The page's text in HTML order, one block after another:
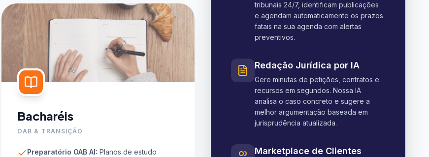
tribunais 24/7, identificam publicações
e agendam automaticamente os prazos
fatais na sua agenda com alertas
preventivos.
Redação Jurídica por IA
Gere minutas de petições, contratos e
recursos em segundos. Nossa IA
analisa o caso concreto e sugere a
melhor argumentação baseada em
jurisprudência atualizada.
Marketplace de Clientes
Bacharéis
OAB & TRANSIÇÃO
Preparatório OAB AI: Planos de estudo